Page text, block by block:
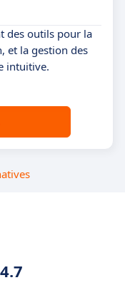
des outils pour la
et la gestion des
intuitive.
4.7